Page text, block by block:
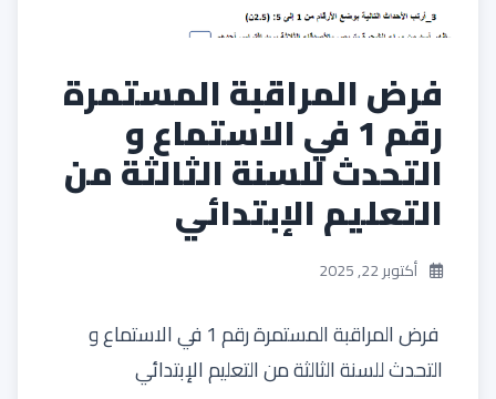
فرض المراقبة المستمرة
رقم 1 في الاستماع و
التحدث للسنة الثالثة من
التعليم الإبتدائي
أكتوبر 22, 2025
فرض المراقبة المستمرة رقم 1 في الاستماع و
التحدث للسنة الثالثة من التعليم الإبتدائي